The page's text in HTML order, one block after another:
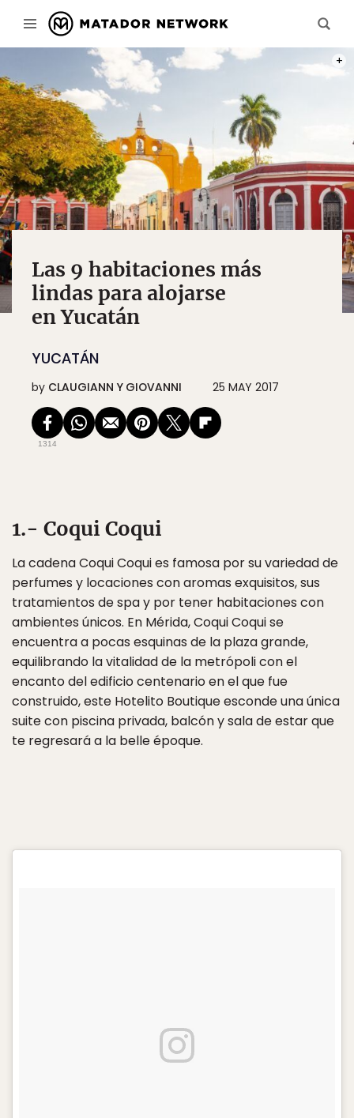
Las 9 habitaciones más
lindas para alojarse
en Yucatán
YUCATÁN
by CLAUGIANN Y GIOVANNI 25 MAY 2017
1314
1.- Coqui Coqui
La cadena Coqui Coqui es famosa por su variedad de
perfumes y locaciones con aromas exquisitos, sus
tratamientos de spa y por tener habitaciones con
ambientes únicos. En Mérida, Coqui Coqui se
encuentra a pocas esquinas de la plaza grande,
equilibrando la vitalidad de la metrópoli con el
encanto del edificio centenario en el que fue
construido, este Hotelito Boutique esconde una única
suite con piscina privada, balcón y sala de estar que
te regresará a la belle époque.